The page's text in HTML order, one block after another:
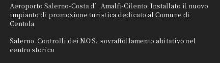
Aeroporto Salerno-Costa d’Amalfi-Cilento. Installato il nuovo
impianto di promozione turistica dedicato al Comune di
Centola
Salerno. Controlli dei N.O.S.: sovraffollamento abitativo nel
centro storico